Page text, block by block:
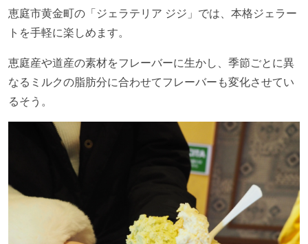
恵庭市黄金町の「ジェラテリア ジジ」では、本格ジェラー
トを手軽に楽しめます。
恵庭産や道産の素材をフレーバーに生かし、季節ごとに異
なるミルクの脂肪分に合わせてフレーバーも変化させてい
るそう。